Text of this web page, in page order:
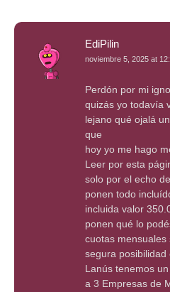
EdiPilin
noviembre 5, 2025 at
Perdón por mi
quizás yo todavía
lejano qué ojalá
que
hoy yo me hago
Leer por esta
solo por el echo
ponen todo
incluida valor
ponen qué lo
cuotas mensuales
segura
Lanús tenemos
a 3 Empresas de